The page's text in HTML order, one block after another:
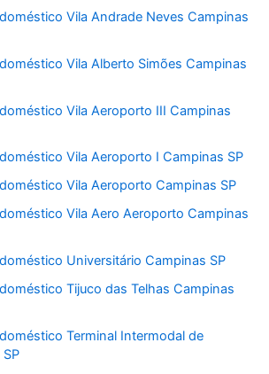
Vila Andrade Neves Campinas
Vila Alberto Simões Campinas
Vila Aeroporto III Campinas
Vila Aeroporto I Campinas SP
Vila Aeroporto Campinas SP
Vila Aero Aeroporto Campinas
Universitário Campinas SP
Tijuco das Telhas Campinas
Terminal Intermodal de